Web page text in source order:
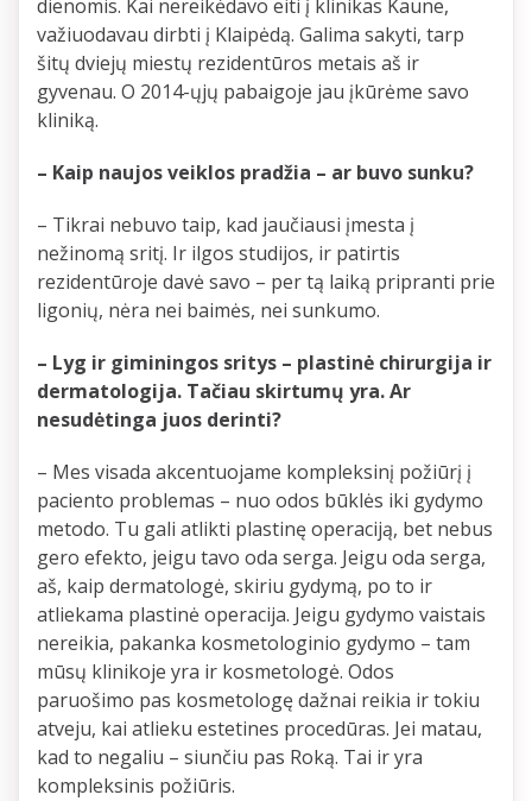
dienomis. Kai nereikėdavo eiti į klinikas Kaune,
važiuodavau dirbti į Klaipėdą. Galima sakyti, tarp
šitų dviejų miestų rezidentūros metais aš ir
gyvenau. O 2014-ųjų pabaigoje jau įkūrėme savo
kliniką.
– Kaip naujos veiklos pradžia – ar buvo sunku?
– Tikrai nebuvo taip, kad jaučiausi įmesta į
nežinomą sritį. Ir ilgos studijos, ir patirtis
rezidentūroje davė savo – per tą laiką pripranti prie
ligonių, nėra nei baimės, nei sunkumo.
– Lyg ir giminingos sritys – plastinė chirurgija ir
dermatologija. Tačiau skirtumų yra. Ar
nesudėtinga juos derinti?
– Mes visada akcentuojame kompleksinį požiūrį į
paciento problemas – nuo odos būklės iki gydymo
metodo. Tu gali atlikti plastinę operaciją, bet nebus
gero efekto, jeigu tavo oda serga. Jeigu oda serga,
aš, kaip dermatologė, skiriu gydymą, po to ir
atliekama plastinė operacija. Jeigu gydymo vaistais
nereikia, pakanka kosmetologinio gydymo – tam
mūsų klinikoje yra ir kosmetologė. Odos
paruošimo pas kosmetologę dažnai reikia ir tokiu
atveju, kai atlieku estetines procedūras. Jei matau,
kad to negaliu – siunčiu pas Roką. Tai ir yra
kompleksinis požiūris.